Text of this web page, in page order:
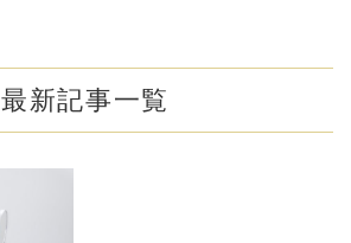
最新記事一覧